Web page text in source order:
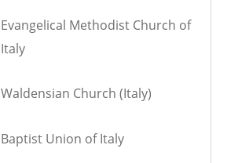
Evangelical Methodist Church of
Italy
Waldensian Church (Italy)
Baptist Union of Italy